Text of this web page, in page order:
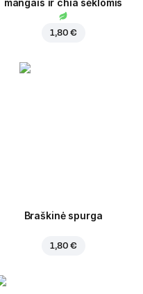
mangais ir chia sėklomis
1,80 €
Braškinė spurga
1,80 €